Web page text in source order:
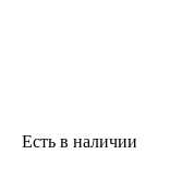
Есть в наличии